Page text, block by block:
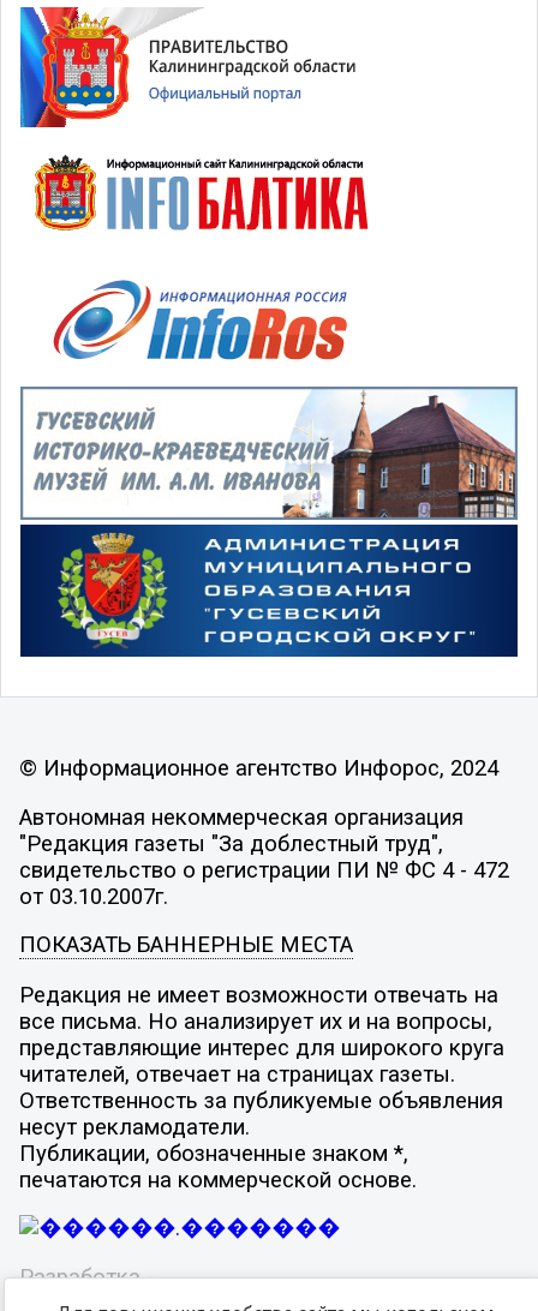
© Информационное агентство Инфорос, 2024
Автономная некоммерческая организация
"Редакция газеты "За доблестный труд",
свидетельство о регистрации ПИ № ФС 4 - 472
от 03.10.2007г.
ПОКАЗАТЬ БАННЕРНЫЕ МЕСТА
Редакция не имеет возможности отвечать на
все письма. Но анализирует их и на вопросы,
представляющие интерес для широкого круга
читателей, отвечает на страницах газеты.
Ответственность за публикуемые объявления
несут рекламодатели.
Публикации, обозначенные знаком *,
печатаются на коммерческой основе.
Разработка -